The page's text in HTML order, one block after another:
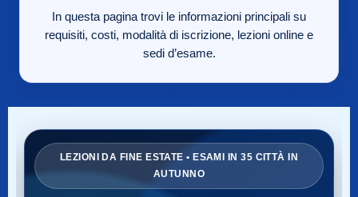
In questa pagina trovi le informazioni principali su
requisiti, costi, modalità di iscrizione, lezioni online e
sedi d’esame.
LEZIONI DA FINE ESTATE • ESAMI IN 35 CITTÀ IN
AUTUNNO